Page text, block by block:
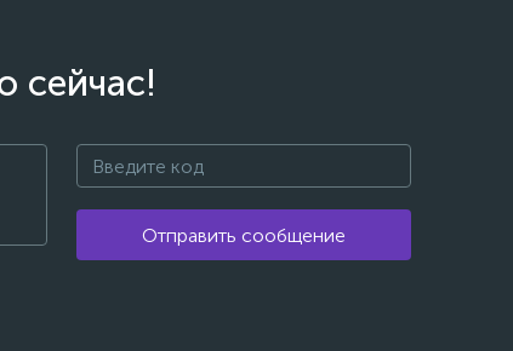
сейчас!
Отправить сообщение